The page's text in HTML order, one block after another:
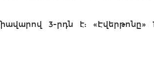
3-րդն է: «Էվերթոնը»